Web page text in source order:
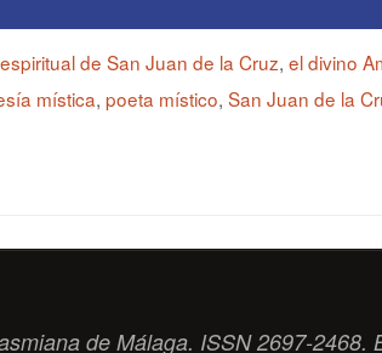
de San Juan de la Cruz, el divino
mística, poeta místico, San Juan de la
de Málaga. ISSN 2697-2468.